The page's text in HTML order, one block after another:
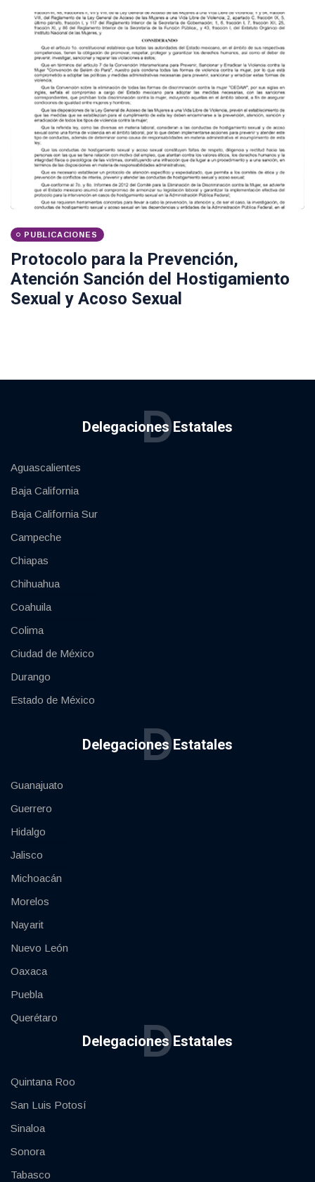
PUBLICACIONES
Protocolo para la Prevención,
Atención Sanción del Hostigamiento
Sexual y Acoso Sexual
Delegaciones Estatales
D
Aguascalientes
Baja California
Baja California Sur
Campeche
Chiapas
Chihuahua
Coahuila
Colima
Ciudad de México
Durango
Estado de México
Delegaciones Estatales
D
Guanajuato
Guerrero
Hidalgo
Jalisco
Michoacán
Morelos
Nayarit
Nuevo León
Oaxaca
Puebla
Querétaro
Delegaciones Estatales
D
Quintana Roo
San Luis Potosí
Sinaloa
Sonora
Tabasco